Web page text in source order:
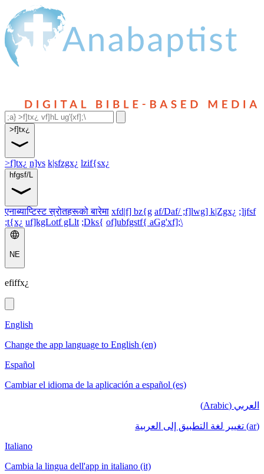
>f]tx¿
>f]tx¿ n]vs k|sfzgx¿ lzif{sx¿
hfgsf/L
एनाब्याप्टिस्ट स्रोतहरूको बारेमा xfd|f] bz{g af/Daf/ ;f]lwg] k|Zgx¿ ;]jfsf
;t{x¿ uf]kgLotf gLlt ;Dks{ of]ubfgstf{ aGg'xf];\
NE
efiffx¿
English
Change the app language to English (en)
Español
Cambiar el idioma de la aplicación a español (es)
العربي (Arabic)
(ar) تغيير لغة التطبيق إلى العربية
Italiano
Cambia la lingua dell'app in italiano (it)